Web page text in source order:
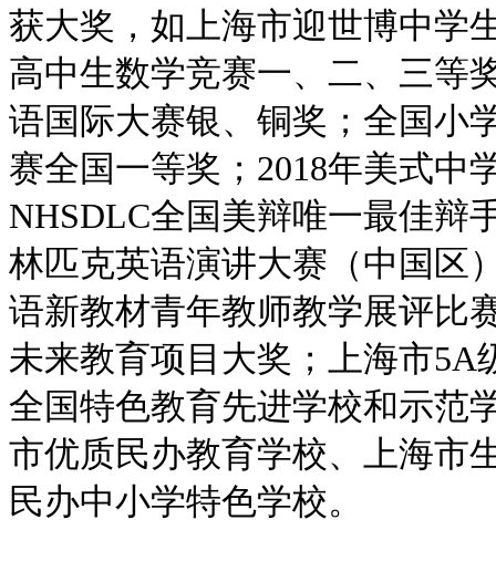
获大奖，如上海市迎世博中学
高中生数学竞赛一、二、三等
语国际大赛银、铜奖；全国小
赛全国一等奖；2018年美式中
NHSDLC全国美辩唯一最佳辩
林匹克英语演讲大赛（中国区
语新教材青年教师教学展评比
未来教育项目大奖；上海市5A
全国特色教育先进学校和示范
市优质民办教育学校、上海市
民办中小学特色学校。